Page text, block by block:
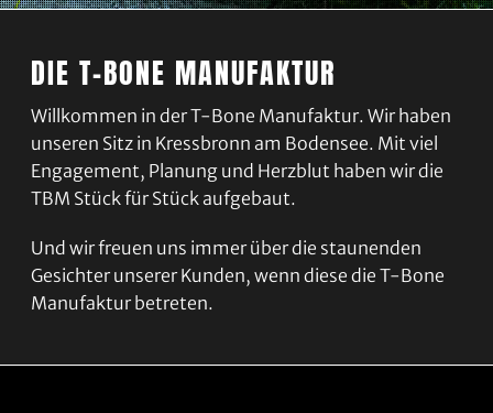
DIE T-BONE MANUFAKTUR
Willkommen in der T-Bone Manufaktur. Wir haben
unseren Sitz in Kressbronn am Bodensee. Mit viel
Engagement, Planung und Herzblut haben wir die
TBM Stück für Stück aufgebaut.
Und wir freuen uns immer über die staunenden
Gesichter unserer Kunden, wenn diese die T-Bone
Manufaktur betreten.